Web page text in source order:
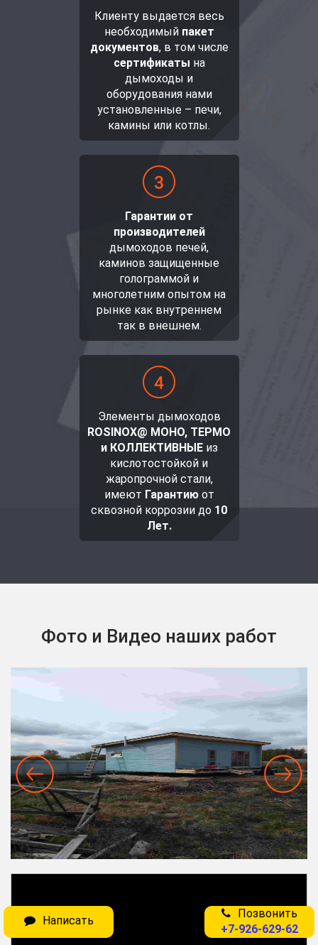
Клиенту выдается весь
необходимый пакет
документов, в том числе
сертификаты на
дымоходы и
оборудования нами
установленные – печи,
камины или котлы.
Гарантии от
производителей
дымоходов печей,
каминов защищенные
голограммой и
многолетним опытом на
рынке как внутреннем
так в внешнем.
Элементы дымоходов
ROSINOX@ МОНО, ТЕРМО
и КОЛЛЕКТИВНЫЕиз
кислотостойкой и
жаропрочной стали,
имеют Гарантиюот
сквозной коррозии до 10
Лет.
Фото и Видео наших работ
Позвонить
+7-926-629-62
Написать